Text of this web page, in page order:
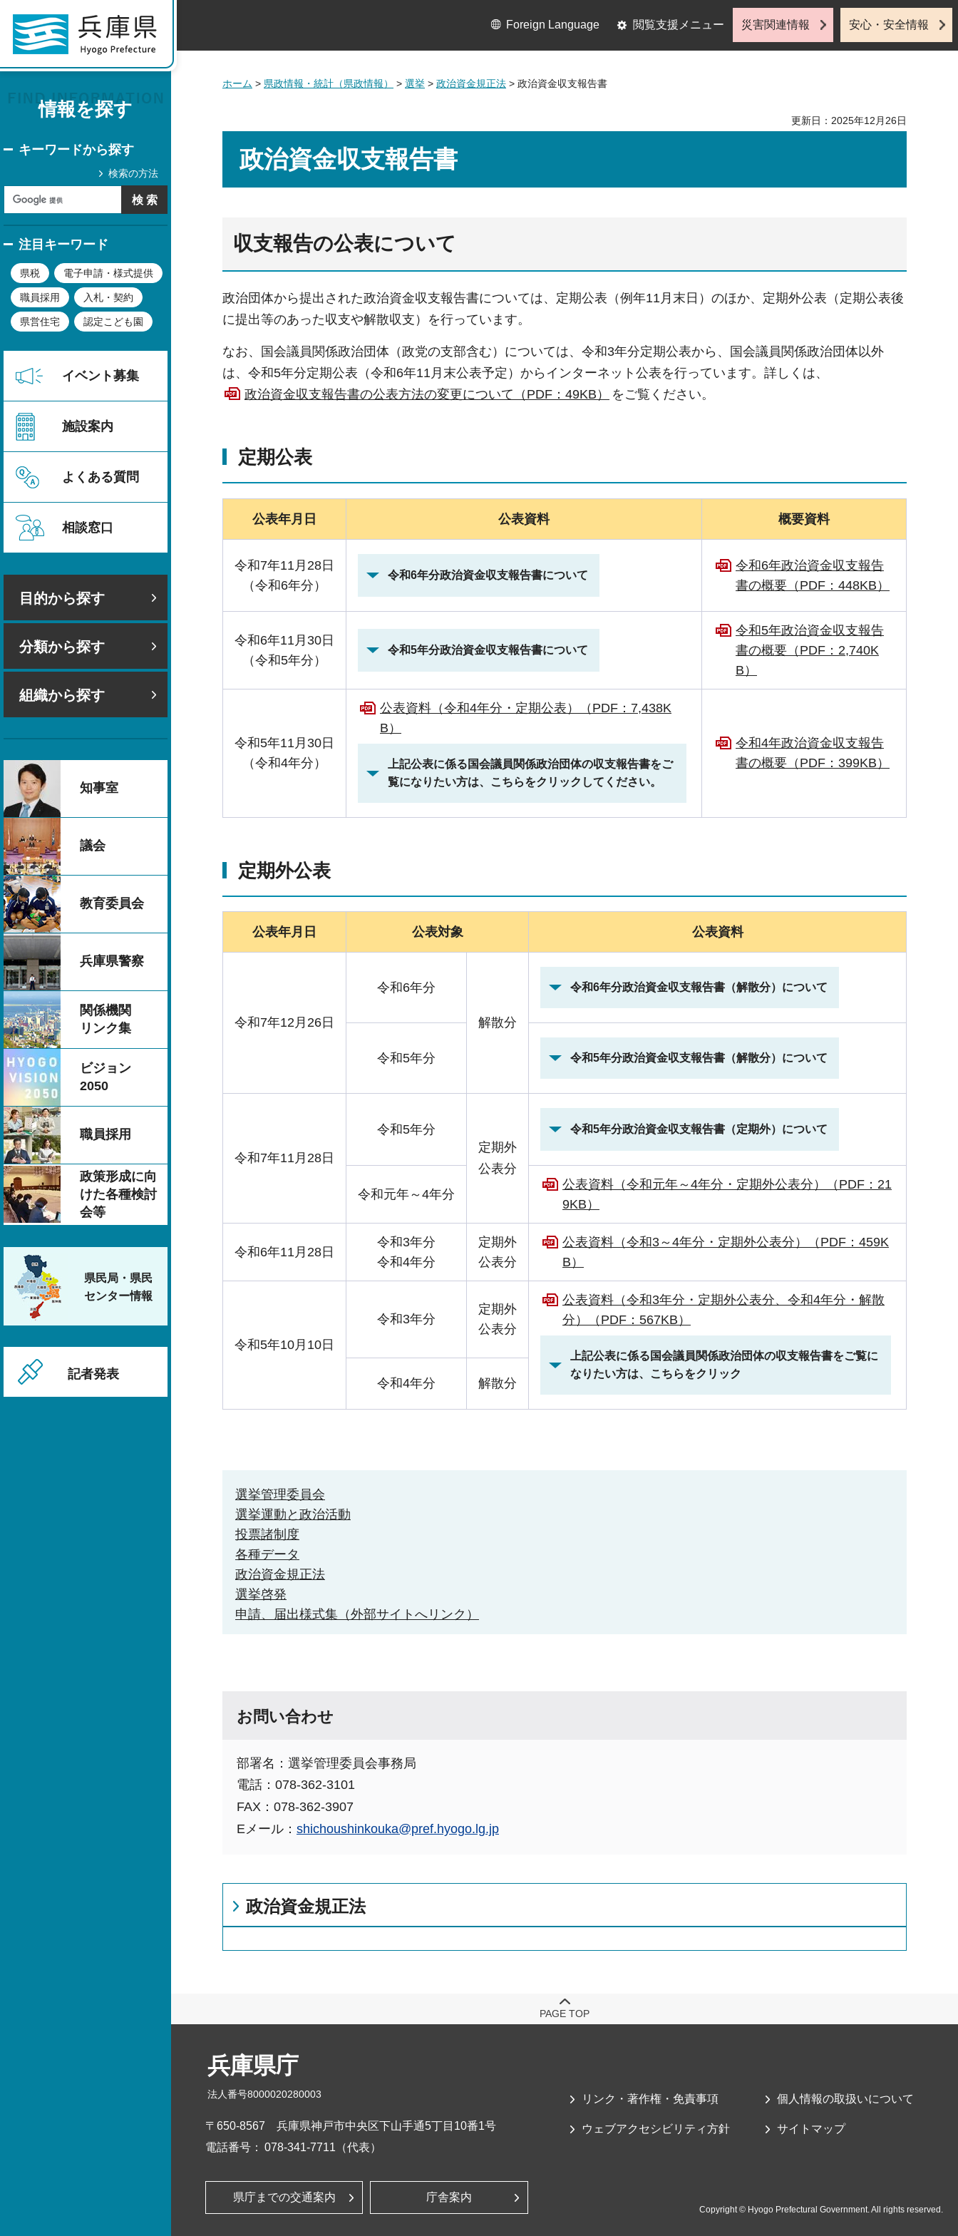
情報を探す
キーワードから探す
検索の方法
注目キーワード
県税 電子申請・様式提供
職員採用 入札・契約
県営住宅 認定こども園
イベント募集
施設案内
よくある質問
相談窓口
目的から探す
分類から探す
組織から探す
知事室
議会
教育委員会
兵庫県警察
関係機関
リンク集
ビジョン
2050
職員採用
政策形成に向
けた各種検討
会等
県民局・県民
センター情報
記者発表
Foreign Language 閲覧支援メニュー 災害関連情報 安心・安全情報
ホーム > 県政情報・統計（県政情報） > 選挙 > 政治資金規正法 > 政治資金収支報告書
更新日：2025年12月26日
政治資金収支報告書
収支報告の公表について
政治団体から提出された政治資金収支報告書については、定期公表（例年11月末日）のほか、定期外公表（定期公表後
に提出等のあった収支や解散収支）を行っています。
なお、国会議員関係政治団体（政党の支部含む）については、令和3年分定期公表から、国会議員関係政治団体以外
は、令和5年分定期公表（令和6年11月末公表予定）からインターネット公表を行っています。詳しくは、
政治資金収支報告書の公表方法の変更について（PDF：49KB）
をご覧ください。
定期公表
公表年月日 公表資料 概要資料
令和7年11月28日
（令和6年分）
令和6年分政治資金収支報告書について
令和6年政治資金収支報告
書の概要（PDF：448KB）
令和6年11月30日
（令和5年分）
令和5年分政治資金収支報告書について
令和5年政治資金収支報告
書の概要（PDF：2,740K
B）
令和5年11月30日
（令和4年分）
公表資料（令和4年分・定期公表）（PDF：7,438K
B）
上記公表に係る国会議員関係政治団体の収支報告書をご
覧になりたい方は、こちらをクリックしてください。
令和4年政治資金収支報告
書の概要（PDF：399KB）
定期外公表
公表年月日 公表対象 公表資料
令和7年12月26日
令和6年分
解散分
令和6年分政治資金収支報告書（解散分）について
令和5年分 令和5年分政治資金収支報告書（解散分）について
令和7年11月28日
令和5年分
定期外
公表分
令和5年分政治資金収支報告書（定期外）について
令和元年～4年分
公表資料（令和元年～4年分・定期外公表分）（PDF：21
9KB）
令和6年11月28日
令和3年分
令和4年分
定期外
公表分
公表資料（令和3～4年分・定期外公表分）（PDF：459K
B）
令和5年10月10日
令和3年分
定期外
公表分
公表資料（令和3年分・定期外公表分、令和4年分・解散
分）（PDF：567KB）
上記公表に係る国会議員関係政治団体の収支報告書をご覧に
なりたい方は、こちらをクリック
令和4年分 解散分
選挙管理委員会
選挙運動と政治活動
投票諸制度
各種データ
政治資金規正法
選挙啓発
申請、届出様式集（外部サイトへリンク）
お問い合わせ
部署名：選挙管理委員会事務局
電話：078-362-3101
FAX：078-362-3907
Eメール： shichoushinkouka@pref.hyogo.lg.jp
政治資金規正法
PAGE TOP
兵庫県庁
法人番号8000020280003
〒650-8567
兵庫県神戸市中央区下山手通5丁目10番1号
電話番号： 078-341-7711（代表）
リンク・著作権・免責事項 個人情報の取扱いについて
ウェブアクセシビリティ方針 サイトマップ
県庁までの交通案内 庁舎案内
Copyright © Hyogo Prefectural Government. All rights reserved.